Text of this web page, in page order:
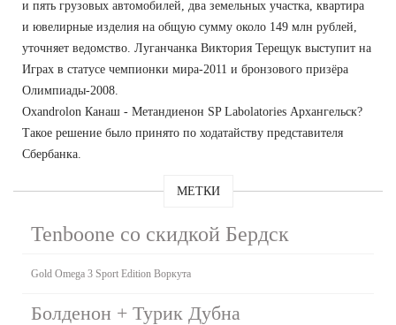
и пять грузовых автомобилей, два земельных участка, квартира
и ювелирные изделия на общую сумму около 149 млн рублей,
уточняет ведомство. Луганчанка Виктория Терещук выступит на
Играх в статусе чемпионки мира-2011 и бронзового призёра
Олимпиады-2008.
Oxandrolon Канаш - Метандиенон SP Labolatories Архангельск?
Такое решение было принято по ходатайству представителя
Сбербанка.
МЕТКИ
Tenboone со скидкой Бердск
Gold Omega 3 Sport Edition Воркута
Болденон + Турик Дубна